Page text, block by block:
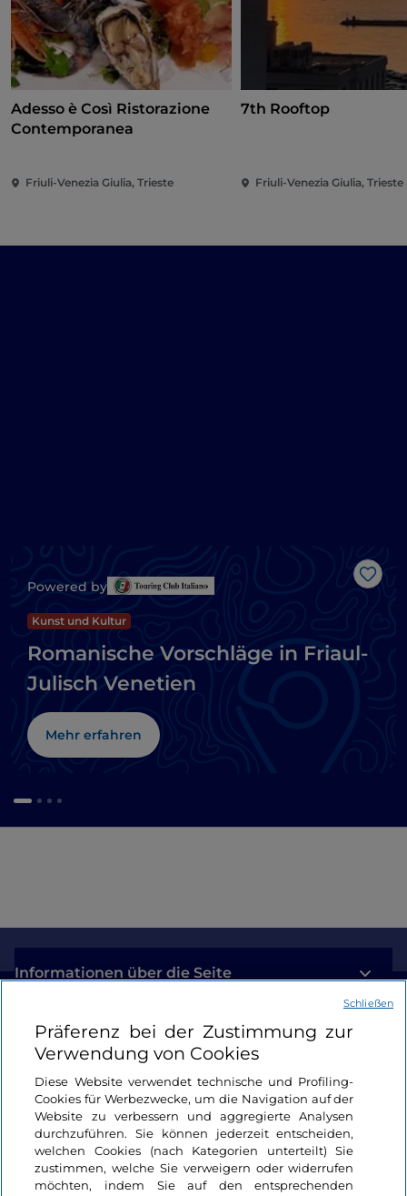
Adesso è Così Ristorazione
Contemporanea
Friuli-Venezia Giulia, Trieste
7th Rooftop
Friuli-Venezia Giulia, Trieste
Like
Powered by
Kunst und Kultur
Romanische Vorschläge in Friaul-
Julisch Venetien
Mehr erfahren
Informationen über die Seite
Nützliche Links
Login
Bleiben wir in Kontakt
Präferenz bei der Zustimmung zur
Verwendung von Cookies
Diese Website verwendet technische und Profiling-
Cookies für Werbezwecke, um die Navigation auf der
Website zu verbessern und aggregierte Analysen
durchzuführen. Sie können jederzeit entscheiden,
welchen Cookies (nach Kategorien unterteilt) Sie
zustimmen, welche Sie verweigern oder widerrufen
möchten, indem Sie auf den entsprechenden
Schließen